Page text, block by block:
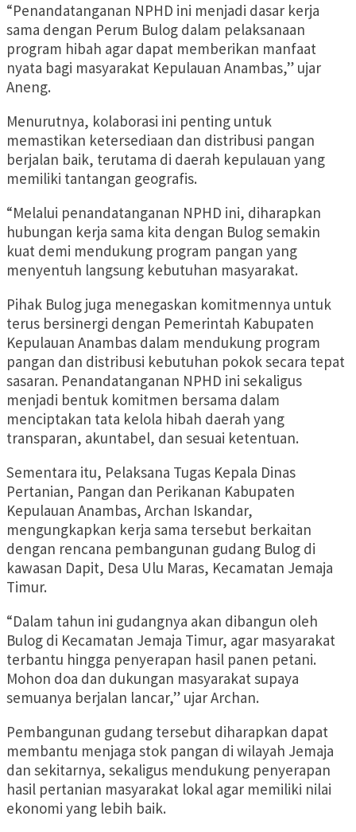
“Penandatanganan NPHD ini menjadi dasar kerja
sama dengan Perum Bulog dalam pelaksanaan
program hibah agar dapat memberikan manfaat
nyata bagi masyarakat Kepulauan Anambas,” ujar
Aneng.
Menurutnya, kolaborasi ini penting untuk
memastikan ketersediaan dan distribusi pangan
berjalan baik, terutama di daerah kepulauan yang
memiliki tantangan geografis.
“Melalui penandatanganan NPHD ini, diharapkan
hubungan kerja sama kita dengan Bulog semakin
kuat demi mendukung program pangan yang
menyentuh langsung kebutuhan masyarakat.
Pihak Bulog juga menegaskan komitmennya untuk
terus bersinergi dengan Pemerintah Kabupaten
Kepulauan Anambas dalam mendukung program
pangan dan distribusi kebutuhan pokok secara tepat
sasaran. Penandatanganan NPHD ini sekaligus
menjadi bentuk komitmen bersama dalam
menciptakan tata kelola hibah daerah yang
transparan, akuntabel, dan sesuai ketentuan.
Sementara itu, Pelaksana Tugas Kepala Dinas
Pertanian, Pangan dan Perikanan Kabupaten
Kepulauan Anambas, Archan Iskandar,
mengungkapkan kerja sama tersebut berkaitan
dengan rencana pembangunan gudang Bulog di
kawasan Dapit, Desa Ulu Maras, Kecamatan Jemaja
Timur.
“Dalam tahun ini gudangnya akan dibangun oleh
Bulog di Kecamatan Jemaja Timur, agar masyarakat
terbantu hingga penyerapan hasil panen petani.
Mohon doa dan dukungan masyarakat supaya
semuanya berjalan lancar,” ujar Archan.
Pembangunan gudang tersebut diharapkan dapat
membantu menjaga stok pangan di wilayah Jemaja
dan sekitarnya, sekaligus mendukung penyerapan
hasil pertanian masyarakat lokal agar memiliki nilai
ekonomi yang lebih baik.